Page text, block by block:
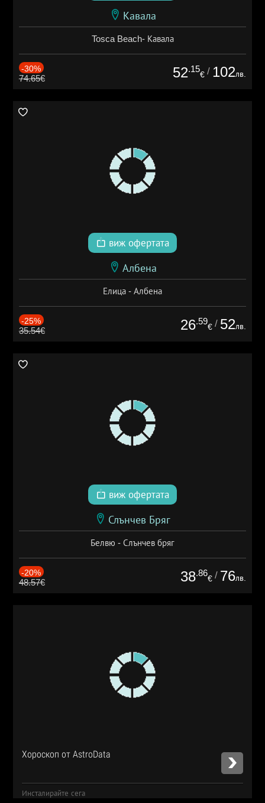
Кавала
Tosca Beach- Кавала
-30%
74.65€ 52.15
€ / 102лв.
виж офертата
Албена
Елица - Албена
-25%
35.54€ 26.59
€ / 52лв.
виж офертата
Слънчев Бряг
Белвю - Слънчев бряг
-20%
48.57€ 38.86
€ / 76лв.
Хороскоп от AstroData
Инсталирайте сега